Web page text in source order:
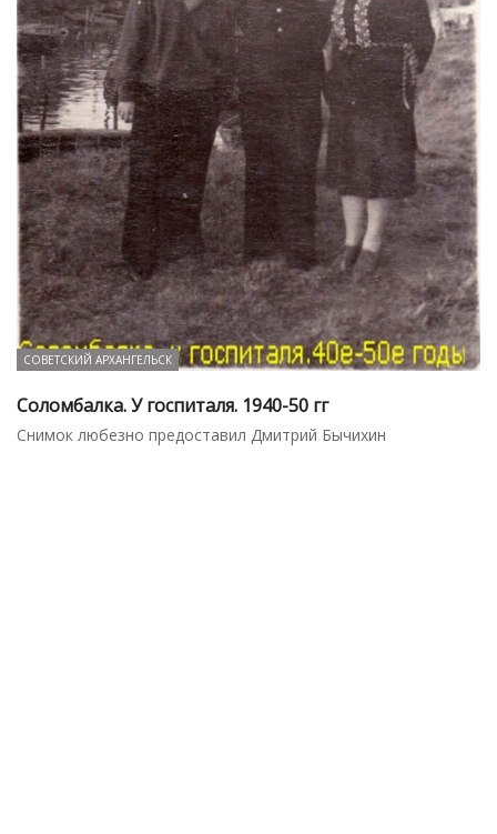
СОВЕТСКИЙ АРХАНГЕЛЬСК
Соломбалка. У госпиталя. 1940-50 гг
Снимок любезно предоставил Дмитрий Бычихин